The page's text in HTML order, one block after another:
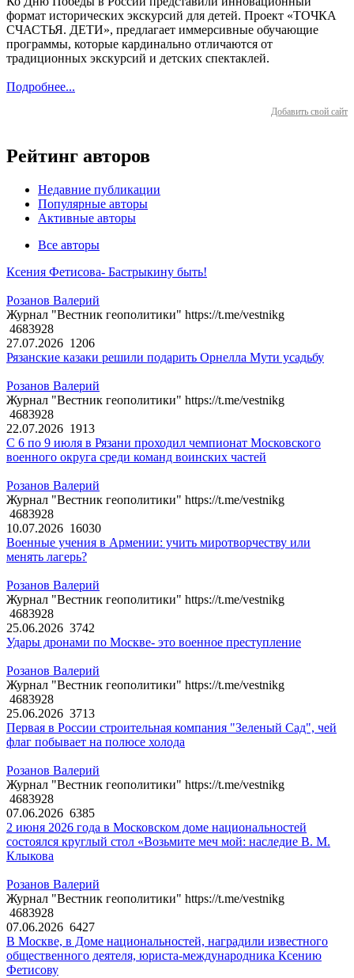
формат исторических экскурсий для детей. Проект «ТОЧКА
СЧАСТЬЯ. ДЕТИ», предлагает иммерсивные обучающие
программы, которые кардинально отличаются от
традиционных экскурсий и детских спектаклей.
Подробнее...
Добавить свой сайт
Рейтинг авторов
Недавние публикации
Популярные авторы
Активные авторы
Все авторы
Ксения Фетисова- Бастрыкину быть!
Розанов Валерий
Журнал "Вестник геополитики" https://t.me/vestnikg
4683928
27.07.2026 1206
Рязанские казаки решили подарить Орнелла Мути усадьбу
Розанов Валерий
Журнал "Вестник геополитики" https://t.me/vestnikg
4683928
22.07.2026 1913
С 6 по 9 июля в Рязани проходил чемпионат Московского
военного округа среди команд воинских частей
Розанов Валерий
Журнал "Вестник геополитики" https://t.me/vestnikg
4683928
10.07.2026 16030
Военные учения в Армении: учить миротворчеству или
менять лагерь?
Розанов Валерий
Журнал "Вестник геополитики" https://t.me/vestnikg
4683928
25.06.2026 3742
Удары дронами по Москве- это военное преступление
Розанов Валерий
Журнал "Вестник геополитики" https://t.me/vestnikg
4683928
25.06.2026 3713
Первая в России строительная компания "Зеленый Сад", чей
флаг побывает на полюсе холода
Розанов Валерий
Журнал "Вестник геополитики" https://t.me/vestnikg
4683928
07.06.2026 6385
2 июня 2026 года в Московском доме национальностей
состоялся круглый стол «Возьмите меч мой: наследие В. М.
Клыкова
Розанов Валерий
Журнал "Вестник геополитики" https://t.me/vestnikg
4683928
07.06.2026 6427
В Москве, в Доме национальностей, наградили известного
общественного деятеля, юриста-международника Ксению
Фетисову